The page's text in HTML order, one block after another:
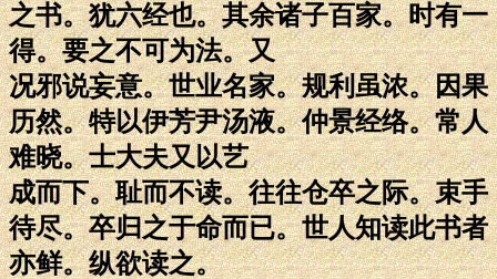
之书。犹六经也。其余诸子百家。时有一
得。要之不可为法。又
况邪说妄意。世业名家。规利虽浓。因果
历然。特以伊芳尹汤液。仲景经络。常人
难晓。士大夫又以艺
成而下。耻而不读。往往仓卒之际。束手
待尽。卒归之于命而已。世人知读此书者
亦鲜。纵欲读之。